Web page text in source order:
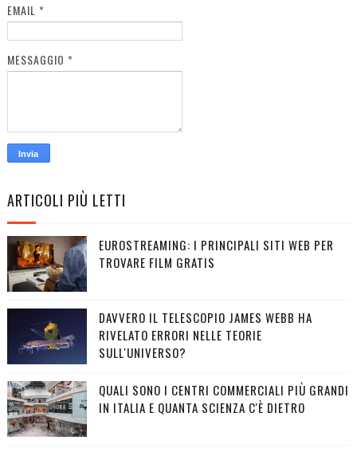
EMAIL *
MESSAGGIO *
ARTICOLI PIÙ LETTI
EUROSTREAMING: I PRINCIPALI SITI WEB PER
TROVARE FILM GRATIS
DAVVERO IL TELESCOPIO JAMES WEBB HA
RIVELATO ERRORI NELLE TEORIE
SULL'UNIVERSO?
QUALI SONO I CENTRI COMMERCIALI PIÙ GRANDI
IN ITALIA E QUANTA SCIENZA C'È DIETRO